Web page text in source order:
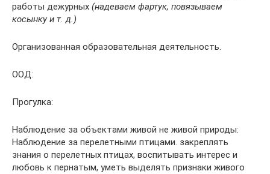
работы дежурных (надеваем фартук, повязываем
косынку и т. д.)
Организованная образовательная деятельность.
ООД:
Прогулка:
Наблюдение за объектами живой не живой природы:
Наблюдение за перелетными птицами. закреплять
знания о перелетных птицах, воспитывать интерес и
любовь к пернатым, уметь выделять признаки живого